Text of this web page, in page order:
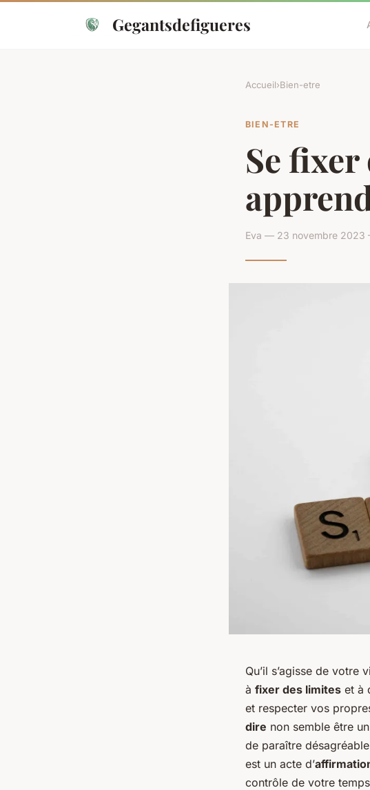
Gegantsdefigueres
Accueil›Bien-etre
BIEN-ETRE
Se
Eva — 23 novembre 2023
Qu’il s’agisse de votre
à fixer des limites et à
et respecter vos
dire non semble être
de paraître
est un acte d’
contrôle de votre